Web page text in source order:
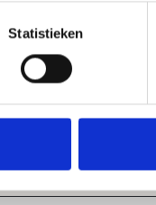
Statistieken